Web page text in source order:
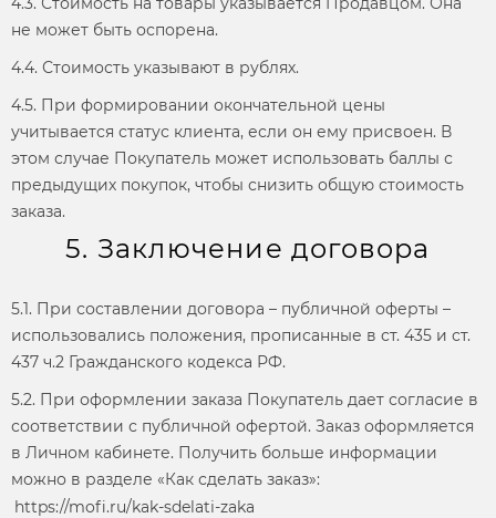
не может быть оспорена.
4.4. Стоимость указывают в рублях.
4.5. При формировании окончательной цены
учитывается статус клиента, если он ему присвоен. В
этом случае Покупатель может использовать баллы с
предыдущих покупок, чтобы снизить общую стоимость
заказа.
5. Заключение договора
5.1. При составлении договора – публичной оферты –
использовались положения, прописанные в ст. 435 и ст.
437 ч.2 Гражданского кодекса РФ.
5.2. При оформлении заказа Покупатель дает согласие в
соответствии с публичной офертой. Заказ оформляется
в Личном кабинете. Получить больше информации
можно в разделе «Как сделать заказ»:
https://mofi.ru/kak-sdelati-zaka